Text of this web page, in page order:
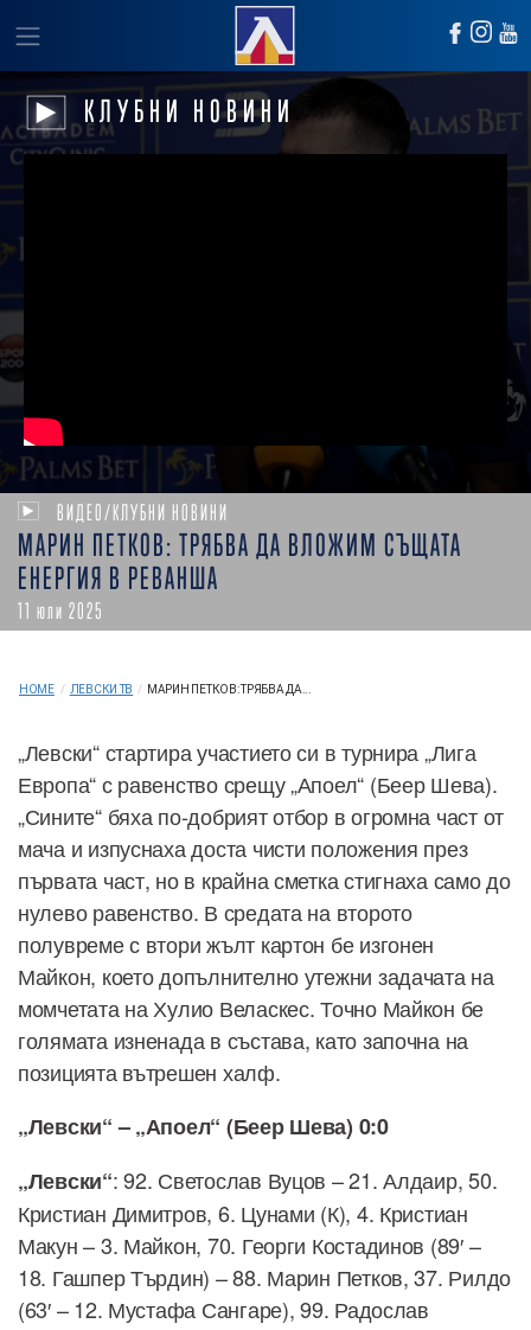
КЛУБНИ НОВИНИ
ВИДЕО/КЛУБНИ НОВИНИ
МАРИН ПЕТКОВ: ТРЯБВА ДА ВЛОЖИМ СЪЩАТА
ЕНЕРГИЯ В РЕВАНША
11 юли 2025
HOME / ЛЕВСКИ ТВ / МАРИН ПЕТКОВ: ТРЯБВА ДА...
„Левски“ стартира участието си в турнира „Лига
Европа“ с равенство срещу „Апоел“ (Беер Шева).
„Сините“ бяха по-добрият отбор в огромна част от
мача и изпуснаха доста чисти положения през
първата част, но в крайна сметка стигнаха само до
нулево равенство. В средата на второто
полувреме с втори жълт картон бе изгонен
Майкон, което допълнително утежни задачата на
момчетата на Хулио Веласкес. Точно Майкон бе
голямата изненада в състава, като започна на
позицията вътрешен халф.
„Левски“ – „Апоел“ (Беер Шева) 0:0
„Левски“: 92. Светослав Вуцов – 21. Алдаир, 50.
Кристиан Димитров, 6. Цунами (К), 4. Кристиан
Макун – 3. Майкон, 70. Георги Костадинов (89′ –
18. Гашпер Търдин) – 88. Марин Петков, 37. Рилдо
(63′ – 12. Мустафа Сангаре), 99. Радослав